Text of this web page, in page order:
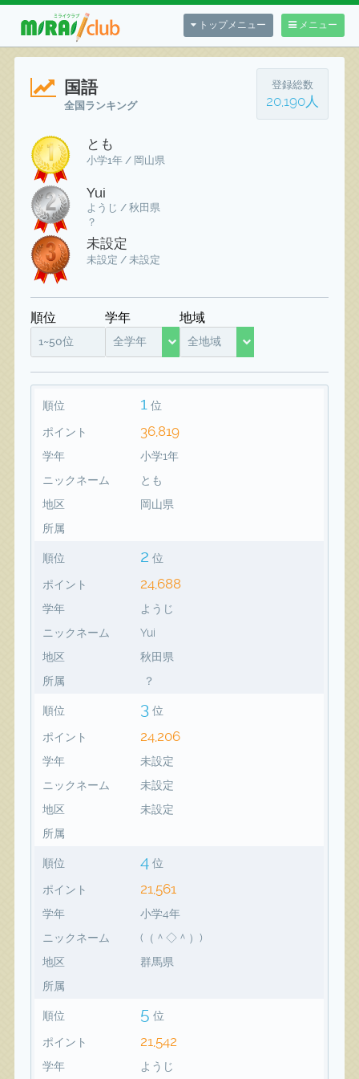
メニュー
トップメニュー
国語
全国ランキング
登録総数
20,190人
とも
小学1年 / 岡山県
Yui
ようじ / 秋田県
？
未設定
未設定 / 未設定
順位
1~50位
学年
全学年
地域
全地域
順位 1 位
ポイント 36,819
学年
小学1年
ニックネーム
とも
地区
岡山県
所属
順位 2 位
ポイント 24,688
学年
ようじ
ニックネーム
Yui
地区
秋田県
所属
？
順位 3 位
ポイント 24,206
学年
未設定
ニックネーム
未設定
地区
未設定
所属
順位 4 位
ポイント 21,561
学年
小学4年
ニックネーム
(（＾◇＾）)
地区
群馬県
所属
順位 5 位
ポイント 21,542
学年 ようじ